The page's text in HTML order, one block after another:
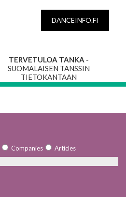
DANCEINFO.FI
TERVETULOA TANKA -
SUOMALAISEN TANSSIN
TIETOKANTAAN
Companies Articles